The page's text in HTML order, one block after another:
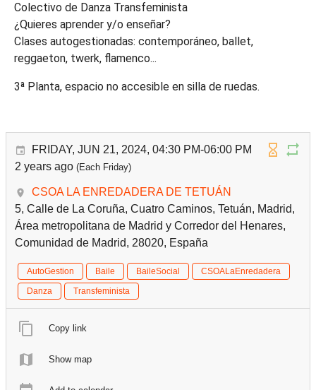
Colectivo de Danza Transfeminista
¿Quieres aprender y/o enseñar?
Clases autogestionadas: contemporáneo, ballet,
reggaeton, twerk, flamenco...
3ª Planta, espacio no accesible en silla de ruedas.
FRIDAY, JUN 21, 2024, 04:30 PM-06:00 PM
2 years ago (Each Friday)
CSOA LA ENREDADERA DE TETUÁN
5, Calle de La Coruña, Cuatro Caminos, Tetuán, Madrid,
Área metropolitana de Madrid y Corredor del Henares,
Comunidad de Madrid, 28020, España
AutoGestion Baile BaileSocial
CSOALaEnredadera
Danza
Transfeminista
Copy link
Show map